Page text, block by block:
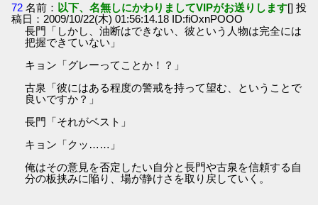
72 名前： 以下、名無しにかわりましてVIPがお送りします[] 投
稿日：2009/10/22(木) 01:56:14.18 ID:fiOxnPOOO
長門「しかし、油断はできない、彼という人物は完全には
把握できていない」
キョン「グレーってことか！？」
古泉「彼にはある程度の警戒を持って望む、ということで
良いですか？」
長門「それがベスト」
キョン「クッ……」
俺はその意見を否定したい自分と長門や古泉を信頼する自
分の板挟みに陥り、場が静けさを取り戻していく。